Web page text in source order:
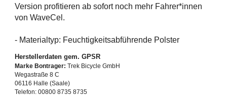
Version profitieren ab sofort noch mehr Fahrer*innen
von WaveCel.
- Materialtyp: Feuchtigkeitsabführende Polster
Herstellerdaten gem. GPSR
Marke Bontrager: Trek Bicycle GmbH
Wegastraße 8 C
06116 Halle (Saale)
Telefon: 00800 8735 8735